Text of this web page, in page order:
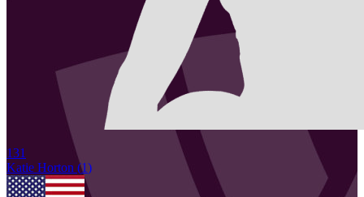
131
Katie Horton (1)